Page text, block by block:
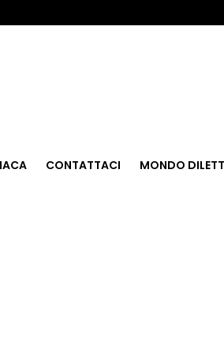
CONTATTACI MONDO